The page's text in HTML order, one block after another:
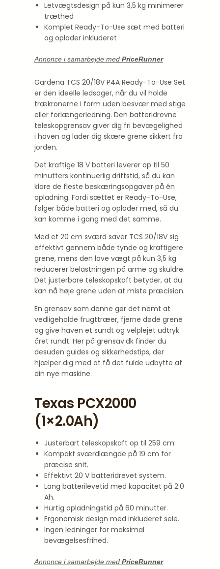
Letvægtsdesign på kun 3,5 kg minimerer
træthed
Komplet Ready-To-Use sæt med batteri
og oplader inkluderet
Annonce i samarbejde med PriceRunner
Gardena TCS 20/18V P4A Ready-To-Use Set
er den ideelle ledsager, når du vil holde
trækronerne i form uden besvær med stige
eller forlængerledning. Den batteridrevne
teleskopgrensav giver dig fri bevægelighed
i haven og lader dig skære grene sikkert fra
jorden.
Det kraftige 18 V batteri leverer op til 50
minutters kontinuerlig driftstid, så du kan
klare de fleste beskæringsopgaver på én
opladning. Fordi sættet er Ready-To-Use,
følger både batteri og oplader med, så du
kan komme i gang med det samme.
Med et 20 cm sværd saver TCS 20/18V sig
effektivt gennem både tynde og kraftigere
grene, mens den lave vægt på kun 3,5 kg
reducerer belastningen på arme og skuldre.
Det justerbare teleskopskaft betyder, at du
kan nå høje grene uden at miste præcision.
En grensav som denne gør det nemt at
vedligeholde frugttræer, fjerne døde grene
og give haven et sundt og velplejet udtryk
året rundt. Her på grensav.dk finder du
desuden guides og sikkerhedstips, der
hjælper dig med at få det fulde udbytte af
din nye maskine.
Texas PCX2000
(1×2.0Ah)
Justerbart teleskopskaft op til 259 cm.
Kompakt sværdlængde på 19 cm for
præcise snit.
Effektivt 20 V batteridrevet system.
Lang batterilevetid med kapacitet på 2.0
Ah.
Hurtig opladningstid på 60 minutter.
Ergonomisk design med inkluderet sele.
Ingen ledninger for maksimal
bevægelsesfrihed.
Annonce i samarbejde med PriceRunner